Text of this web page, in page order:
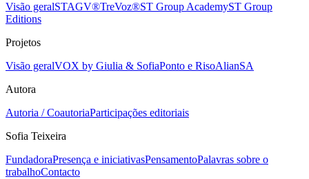
Visão geralSTAGV®TreVoz®ST Group AcademyST Group
Editions
Projetos
Visão geralVOX by Giulia & SofiaPonto e RisoAlianSA
Autora
Autoria / CoautoriaParticipações editoriais
Sofia Teixeira
FundadoraPresença e iniciativasPensamentoPalavras sobre o
trabalhoContacto